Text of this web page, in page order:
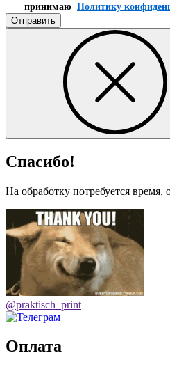
принимаю Политику
Отправить
Спасибо!
На обработку потребуется время,
@praktisch_print
Оплата